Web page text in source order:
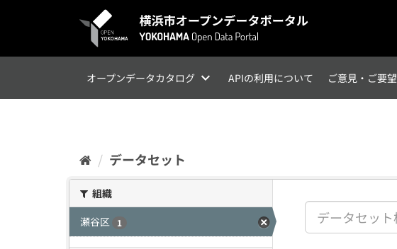
オープンデータカタログ APIの利用について ご意見・ご要望
データセット
組織
瀬谷区
1